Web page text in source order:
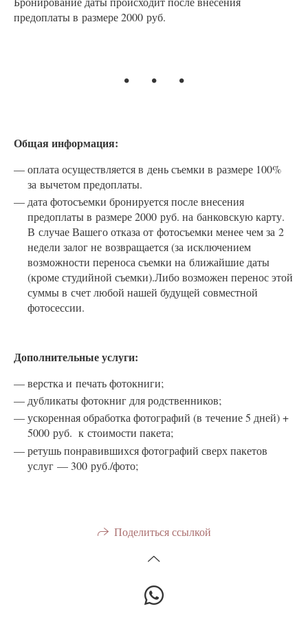
предоплаты в размере 2000 руб.
Общая информация:
оплата осуществляется в день съемки в размере 100%
за вычетом предоплаты.
дата фотосъемки бронируется после внесения
предоплаты в размере 2000 руб. на банковскую карту.
В случае Вашего отказа от фотосъемки менее чем за 2
недели залог не возвращается (за исключением
возможности переноса съемки на ближайшие даты
(кроме студийной съемки).Либо возможен перенос этой
суммы в счет любой нашей будущей совместной
фотосессии.
Дополнительные услуги:
верстка и печать фотокниги;
дубликаты фотокниг для родственников;
ускоренная обработка фотографий (в течение 5 дней) +
5000 руб. к стоимости пакета;
ретушь понравившихся фотографий сверх пакетов
услуг — 300 руб./фото;
Поделиться ссылкой